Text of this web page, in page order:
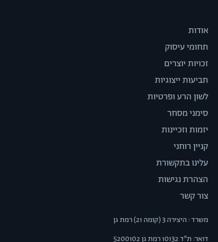
אודות
תחומי עיסוק
זכויות יוצרים
תביעות ייצוגיות
לשון הרע ופרטיות
סימני מסחר
יזמות וזכיינות
קניין רוחני
עלינו בתקשורת
הצהרת נגישות
צור קשר
משרד : היצירה 3 (קומה 21) רמת גן
דואר: ת"ד 10132 רמת גן 5200102